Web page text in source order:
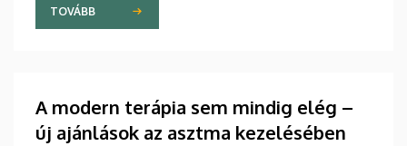
a járművek előtt.
TOVÁBB
A modern terápia sem mindig elég –
új ajánlások az asztma kezelésében